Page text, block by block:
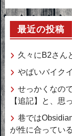
最近の投稿
久々にB2さん
やばいバイク
せっかくなの
【追記】と、思
巷では
が性に合っている